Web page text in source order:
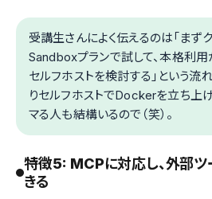
受講生さんによく伝えるのは「まず
Sandboxプランで試して、本格利用
セルフホストを検討する」という流
りセルフホストでDockerを立ち上
マる人も結構いるので（笑）。
特徴5: MCPに対応し、外部
きる